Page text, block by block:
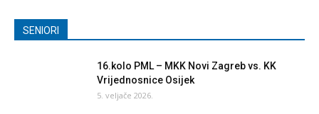
SENIORI
16.kolo PML – MKK Novi Zagreb vs. KK
Vrijednosnice Osijek
5. veljače 2026.